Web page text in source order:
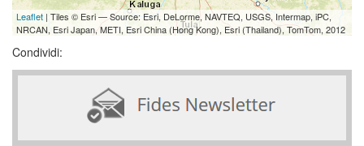
Leaflet | Tiles © Esri — Source: Esri, DeLorme, NAVTEQ, USGS, Intermap, iPC,
NRCAN, Esri Japan, METI, Esri China (Hong Kong), Esri (Thailand), TomTom, 2012
Condividi: